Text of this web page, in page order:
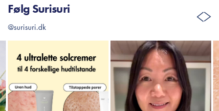
Følg Surisuri
@surisuri.dk